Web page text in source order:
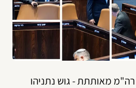
מאותתת - גוש נתניהו